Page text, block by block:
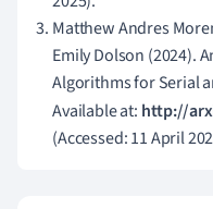
Matthew Andres
Emily Dolson (2024).
Algorithms for Serial
Available at: http://
(Accessed: 11 April